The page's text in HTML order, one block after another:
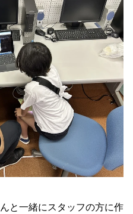
と一緒にスタッフの方に作